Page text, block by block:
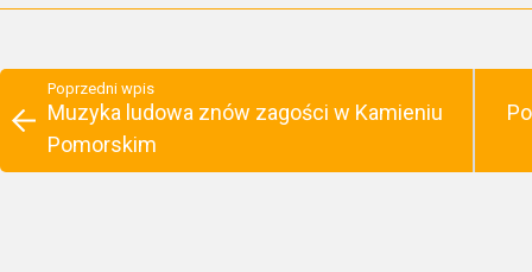
Poprzedni wpis
Muzyka ludowa znów zagości w Kamieniu
Pomorskim